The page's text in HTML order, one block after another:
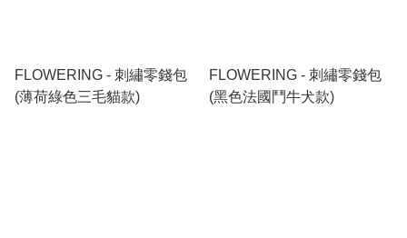
FLOWERING - 刺繡零錢包
(薄荷綠色三毛貓款)
FLOWERING - 刺繡零錢包
(黑色法國鬥牛犬款)